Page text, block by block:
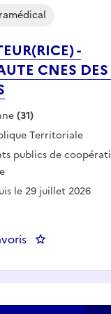
-
CNES
(31)
:Territoriale
publics de
le 29 juillet 2026
: